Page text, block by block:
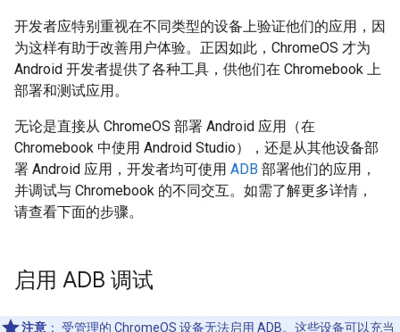
开发者应特别重视在不同类型的设备上验证他们的应用，因
为这样有助于改善用户体验。正因如此，ChromeOS 才为
Android 开发者提供了各种工具，供他们在 Chromebook 上
部署和测试应用。
无论是直接从 ChromeOS 部署 Android 应用（在
Chromebook 中使用 Android Studio），还是从其他设备部
署 Android 应用，开发者均可使用 ADB 部署他们的应用，
并调试与 Chromebook 的不同交互。如需了解更多详情，
请查看下面的步骤。
启用 ADB 调试
注意 ： 受管理的 ChromeOS 设备无法启用 ADB。这些设备可以充当